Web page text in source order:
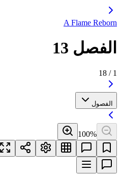
A Flame Reborn
الفصل 13
1
/
18
الفصول
100%